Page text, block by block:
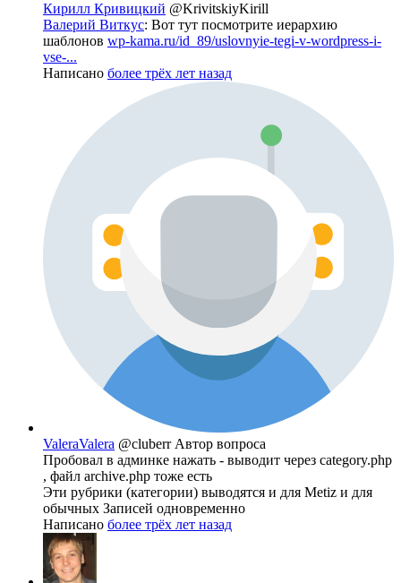
Кирилл Кривицкий @KrivitskiyKirill
Валерий Виткус: Вот тут посмотрите иерархию
шаблонов wp-kama.ru/id_89/uslovnyie-tegi-v-wordpress-i-
vse-...
Написано более трёх лет назад
ValeraValera @cluberr Автор вопроса
Пробовал в админке нажать - выводит через category.php
, файл archive.php тоже есть
Эти рубрики (категории) выводятся и для Metiz и для
обычных Записей одновременно
Написано более трёх лет назад